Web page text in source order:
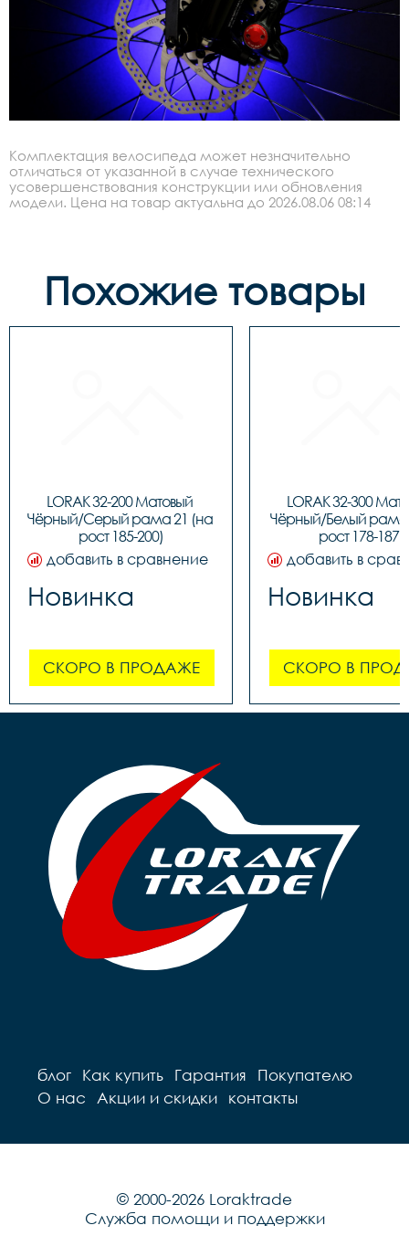
Комплектация велосипеда может незначительно
отличаться от указанной в случае технического
усовершенствования конструкции или обновления
модели. Цена на товар актуальна до 2026.08.06 08:14
Похожие товары
LORAK 32-200 Матовый
Чёрный/Серый рама 21 (на
рост 185-200)
добавить в сравнение
Новинка
СКОРО В ПРОДАЖЕ
LORAK 32-300
Чёрный/Белый рама
рост 178-187)
добавить в
Новинка
СКОРО В
блог Как купить Гарантия
Покупателю
О нас
Акции и скидки контакты
© 2000-2026 Loraktrade
Служба помощи и поддержки